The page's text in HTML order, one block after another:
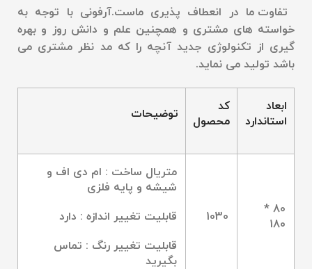
تفاوت ما در انعطاف پذیری ماست.آرفونی با توجه به
خواسته های مشتری و همچنین علم و دانش روز و بهره
گیری از تکنولوژی جدید آنچه را که مد نظر مشتری می
باشد تولید می نماید.
ابعاد
استاندارد
کد
محصول
توضیحات
80 *
180
1030
متریال ساخت : ام دی اف و
شیشه و پایه فلزی
قابلیت تغییر اندازه : دارد
قابلیت تغییر رنگ : تماس
بگیرید